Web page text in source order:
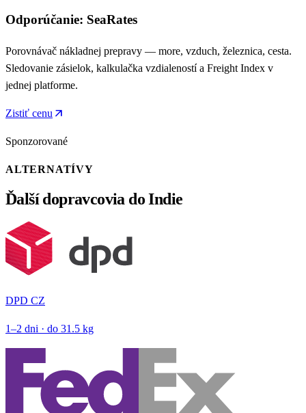
Odporúčanie: SeaRates
Porovnávač nákladnej prepravy — more, vzduch, železnica, cesta.
Sledovanie zásielok, kalkulačka vzdialeností a Freight Index v
jednej platforme.
Zistiť cenu arrow_outward
Sponzorované
ALTERNATÍVY
Ďalší dopravcovia do Indie
DPD CZ
1–2 dni · do 31.5 kg